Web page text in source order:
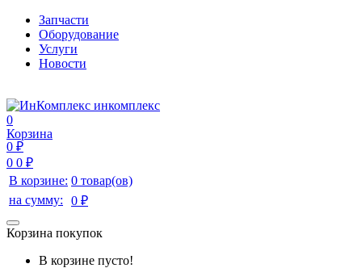
Запчасти
Оборудование
Услуги
Новости
инкомплекс
0
Корзина
0 ₽
0 0 ₽
В корзине: 0 товар(ов)
на сумму:
0 ₽
Корзина покупок
В корзине пусто!